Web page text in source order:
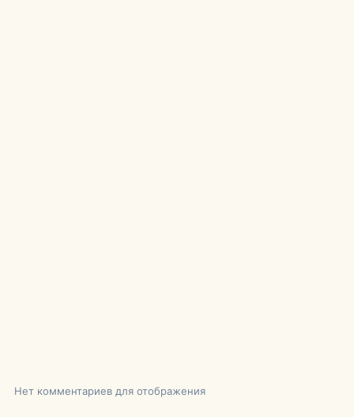
Нет комментариев для отображения